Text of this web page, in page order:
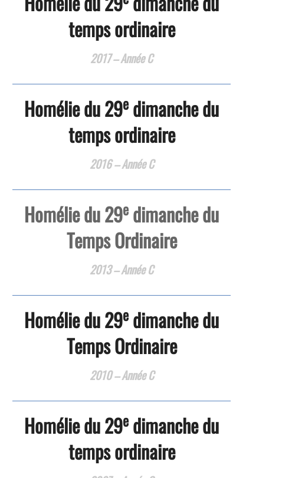
temps ordinaire
2017 – Année C
Homélie du 29e dimanche du
temps ordinaire
2016 – Année C
Homélie du 29e dimanche du
Temps Ordinaire
2013 – Année C
Homélie du 29e dimanche du
Temps Ordinaire
2010 – Année C
Homélie du 29e dimanche du
temps ordinaire